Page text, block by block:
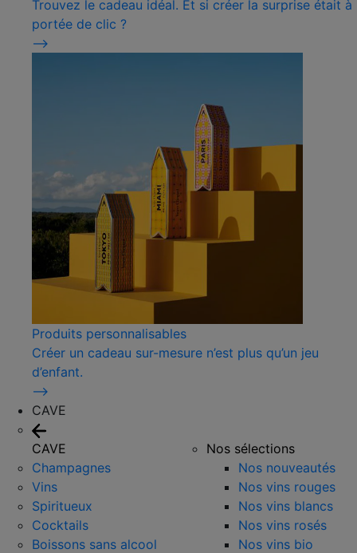
Trouvez le cadeau idéal. Et si créer la surprise était à
portée de clic ?
⟶
Produits personnalisables
Créer un cadeau sur-mesure n’est plus qu’un jeu
d’enfant.
⟶
CAVE
CAVE
Champagnes
Vins
Spiritueux
Cocktails
Boissons sans alcool
Nos sélections
Nos nouveautés
Nos vins rouges
Nos vins blancs
Nos vins rosés
Nos vins bio